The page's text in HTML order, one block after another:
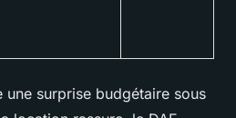
une surprise budgétaire sous